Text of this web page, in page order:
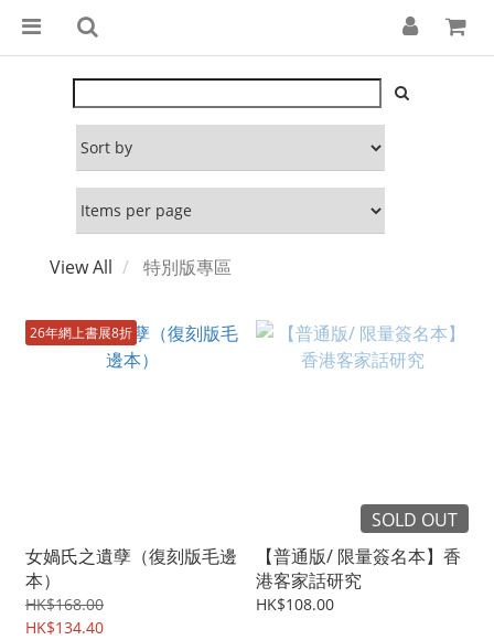
View All 特別版專區
26年網上書展8折
女媧氏之遺孽（復刻版毛邊
本）
HK$168.00
HK$134.40
SOLD OUT
【普通版/ 限量簽名本】香
港客家話研究
HK$108.00